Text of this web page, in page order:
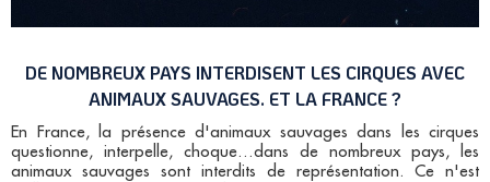
DE NOMBREUX PAYS INTERDISENT LES CIRQUES AVEC
ANIMAUX SAUVAGES. ET LA FRANCE ?
En France, la présence d'animaux sauvages dans les cirques
questionne, interpelle, choque…dans de nombreux pays, les
animaux sauvages sont interdits de représentation. Ce n'est